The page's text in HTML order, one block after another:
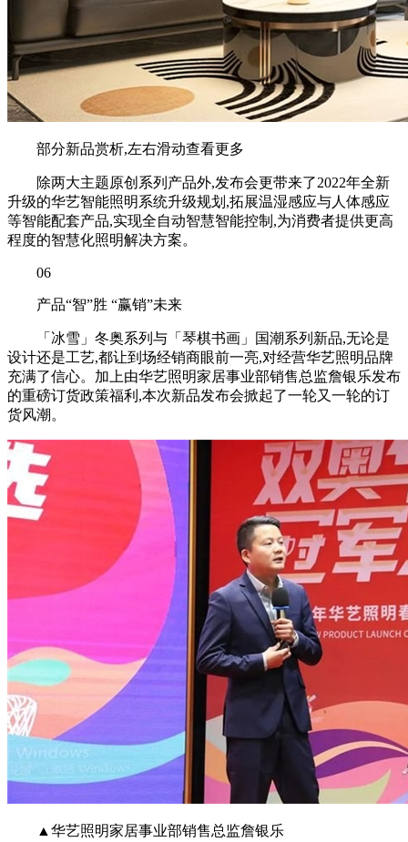
部分新品赏析,左右滑动查看更多
除两大主题原创系列产品外,发布会更带来了2022年全新
升级的华艺智能照明系统升级规划,拓展温湿感应与人体感应
等智能配套产品,实现全自动智慧智能控制,为消费者提供更高
程度的智慧化照明解决方案。
06
产品“智”胜 “赢销”未来
「冰雪」冬奥系列与「琴棋书画」国潮系列新品,无论是
设计还是工艺,都让到场经销商眼前一亮,对经营华艺照明品牌
充满了信心。加上由华艺照明家居事业部销售总监詹银乐发布
的重磅订货政策福利,本次新品发布会掀起了一轮又一轮的订
货风潮。
▲华艺照明家居事业部销售总监詹银乐